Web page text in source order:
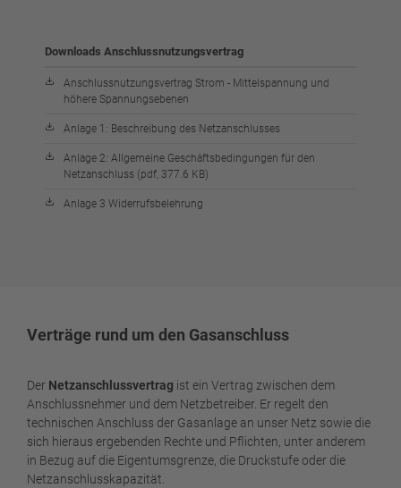
Downloads Anschlussnutzungsvertrag
Anschlussnutzungsvertrag Strom - Mittelspannung und
höhere Spannungsebenen
Anlage 1: Beschreibung des Netzanschlusses
Anlage 2: Allgemeine Geschäftsbedingungen für den
Netzanschluss (pdf, 377.6 KB)
Anlage 3 Widerrufsbelehrung
Verträge rund um den Gasanschluss
Der Netzanschlussvertrag ist ein Vertrag zwischen dem
Anschlussnehmer und dem Netzbetreiber. Er regelt den
technischen Anschluss der Gasanlage an unser Netz sowie die
sich hieraus ergebenden Rechte und Pflichten, unter anderem
in Bezug auf die Eigentumsgrenze, die Druckstufe oder die
Netzanschlusskapazität.